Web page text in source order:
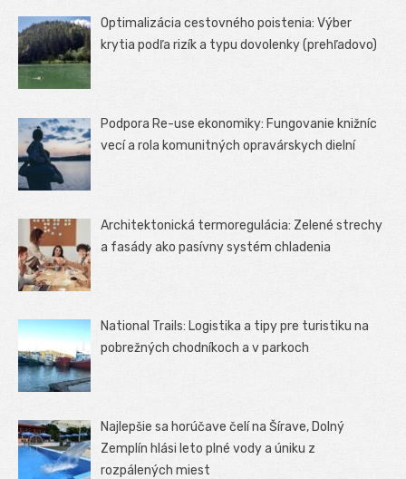
Optimalizácia cestovného poistenia: Výber
krytia podľa rizík a typu dovolenky (prehľadovo)
Podpora Re-use ekonomiky: Fungovanie knižníc
vecí a rola komunitných opravárskych dielní
Architektonická termoregulácia: Zelené strechy
a fasády ako pasívny systém chladenia
National Trails: Logistika a tipy pre turistiku na
pobrežných chodníkoch a v parkoch
Najlepšie sa horúčave čelí na Šírave, Dolný
Zemplín hlási leto plné vody a úniku z
rozpálených miest